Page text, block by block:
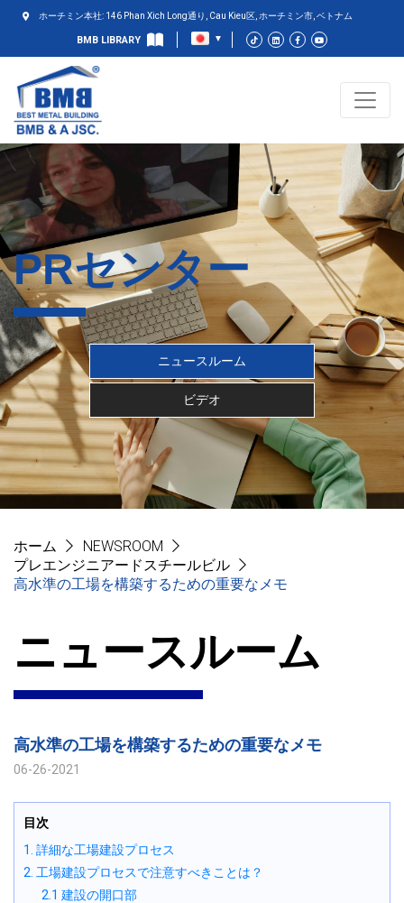
ホーチミン本社: 146 Phan Xich Long通り, Cau Kieu区, ホーチミン市, ベトナム
BMB LIBRARY
PRセンター
ニュースルーム
ビデオ
ホーム
NEWSROOM
プレエンジニアードスチールビル
高水準の工場を構築するための重要なメモ
ニュースルーム
高水準の工場を構築するための重要なメモ
06-26-2021
目次
1. 詳細な工場建設プロセス
2. 工場建設プロセスで注意すべきことは？
2.1 建設の開口部